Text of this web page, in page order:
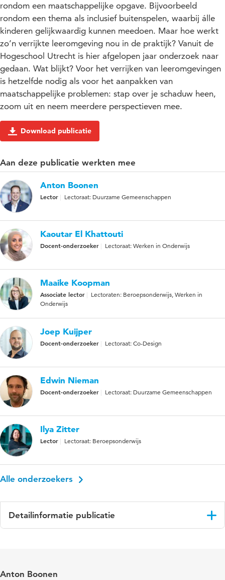
rondom een maatschappelijke opgave. Bijvoorbeeld
rondom een thema als inclusief buitenspelen, waarbij álle
kinderen gelijkwaardig kunnen meedoen. Maar hoe werkt
zo’n verrijkte leeromgeving nou in de praktijk? Vanuit de
Hogeschool Utrecht is hier afgelopen jaar onderzoek naar
gedaan. Wat blijkt? Voor het verrijken van leeromgevingen
is hetzelfde nodig als voor het aanpakken van
maatschappelijke problemen: stap over je schaduw heen,
zoom uit en neem meerdere perspectieven mee.
Download publicatie
Aan deze publicatie werkten mee
Anton Boonen
Lector Lectoraat: Duurzame Gemeenschappen
Kaoutar El Khattouti
Docent-onderzoeker Lectoraat: Werken in Onderwijs
Maaike Koopman
Associate lector
Lectoraten: Beroepsonderwijs, Werken in
Onderwijs
Joep Kuijper
Docent-onderzoeker Lectoraat: Co-Design
Edwin Nieman
Docent-onderzoeker Lectoraat: Duurzame Gemeenschappen
Ilya Zitter
Lector Lectoraat: Beroepsonderwijs
Alle onderzoekers
Detailinformatie publicatie
Anton Boonen